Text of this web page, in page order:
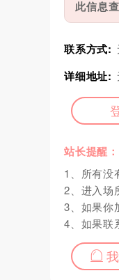
此信息
联系方式:
详细地址:
站长提醒
1、所有没
2、进入场
3、如果你
4、如果联